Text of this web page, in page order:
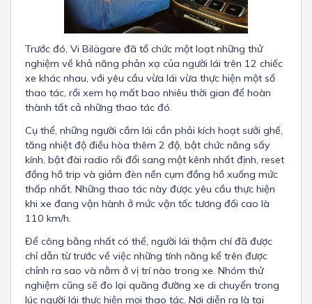
Trước đó, Vi Bilägare đã tổ chức một loạt những thử
nghiệm về khả năng phản xạ của người lái trên 12 chiếc
xe khác nhau, với yêu cầu vừa lái vừa thực hiện một số
thao tác, rồi xem họ mất bao nhiêu thời gian để hoàn
thành tất cả những thao tác đó.
Cụ thể, những người cầm lái cần phải kích hoạt sưởi ghế,
tăng nhiệt độ điều hòa thêm 2 độ, bật chức năng sấy
kính, bật đài radio rồi đổi sang một kênh nhất định, reset
đồng hồ trip và giảm đèn nền cụm đồng hồ xuống mức
thấp nhất. Những thao tác này được yêu cầu thực hiện
khi xe đang vận hành ở mức vận tốc tương đối cao là
110 km/h.
Để công bằng nhất có thể, người lái thậm chí đã được
chỉ dẫn từ trước về việc những tính năng kể trên được
chỉnh ra sao và nằm ở vị trí nào trong xe. Nhóm thử
nghiệm cũng sẽ đo lại quãng đường xe di chuyển trong
lúc người lái thực hiện mọi thao tác. Nơi diễn ra là tại